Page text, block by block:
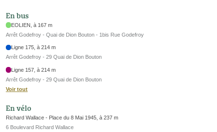
En bus
EOLIEN, à 167 m
Arrêt Godefroy - Quai de Dion Bouton - 1bis Rue Godefroy
Ligne 175, à 214 m
Arrêt Godefroy - 29 Quai de Dion Bouton
Ligne 157, à 214 m
Arrêt Godefroy - 29 Quai de Dion Bouton
Voir tout
En vélo
Richard Wallace - Place du 8 Mai 1945, à 237 m
6 Boulevard Richard Wallace